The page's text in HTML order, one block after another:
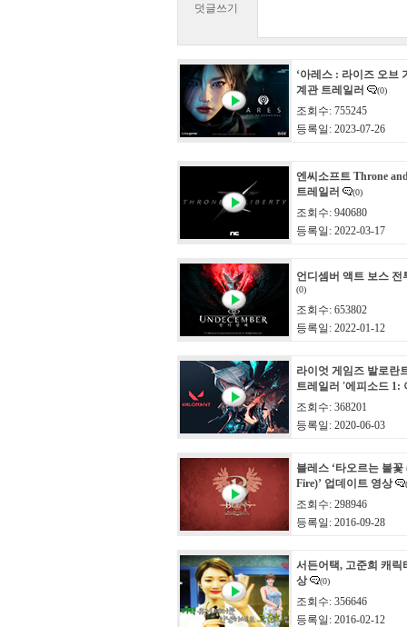
덧글쓰기
‘아레스 : 라이즈 오브
계관 트레일러
(0)
조회수: 755245
등록일: 2023-07-26
엔씨소프트 Throne
트레일러
(0)
조회수: 940680
등록일: 2022-03-17
언디셈버 액트 보스 전
(0)
조회수: 653802
등록일: 2022-01-12
라이엇 게임즈 발로란
트레일러 '에피소드 1:
조회수: 368201
등록일: 2020-06-03
블레스 ‘타오르는 불꽃
Fire)’ 업데이트 영상
조회수: 298946
등록일: 2016-09-28
서든어택, 고준희 캐릭
상
(0)
조회수: 356646
등록일: 2016-02-12